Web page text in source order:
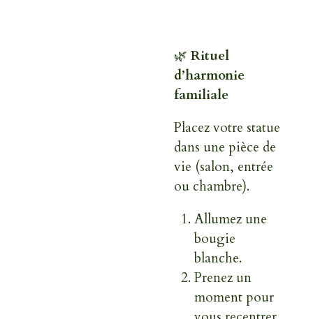
🌿 Rituel
d’harmonie
familiale
Placez votre statue
dans une pièce de
vie (salon, entrée
ou chambre).
Allumez une
bougie
blanche.
Prenez un
moment pour